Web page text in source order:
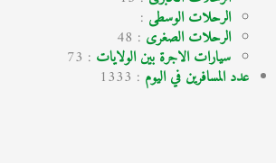
الرحلات الوسطى :
الرحلات الصغرى : 48
سيارات الاجرة بين الولايات : 73
عدد المسافرين في اليوم : 1333